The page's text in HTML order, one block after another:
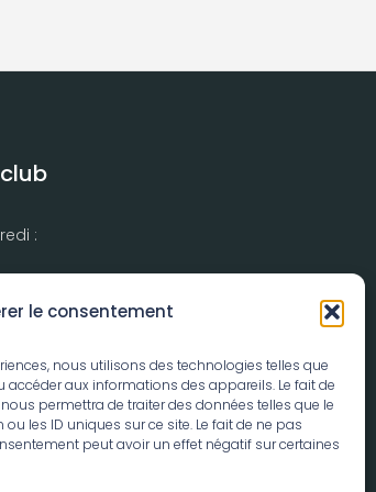
le consentement
nous utilisons des technologies telles que
accéder aux informations des appareils. Le fait de
permettra de traiter des données telles que le
les ID uniques sur ce site. Le fait de ne pas
peut avoir un effet négatif sur certaines
:
: